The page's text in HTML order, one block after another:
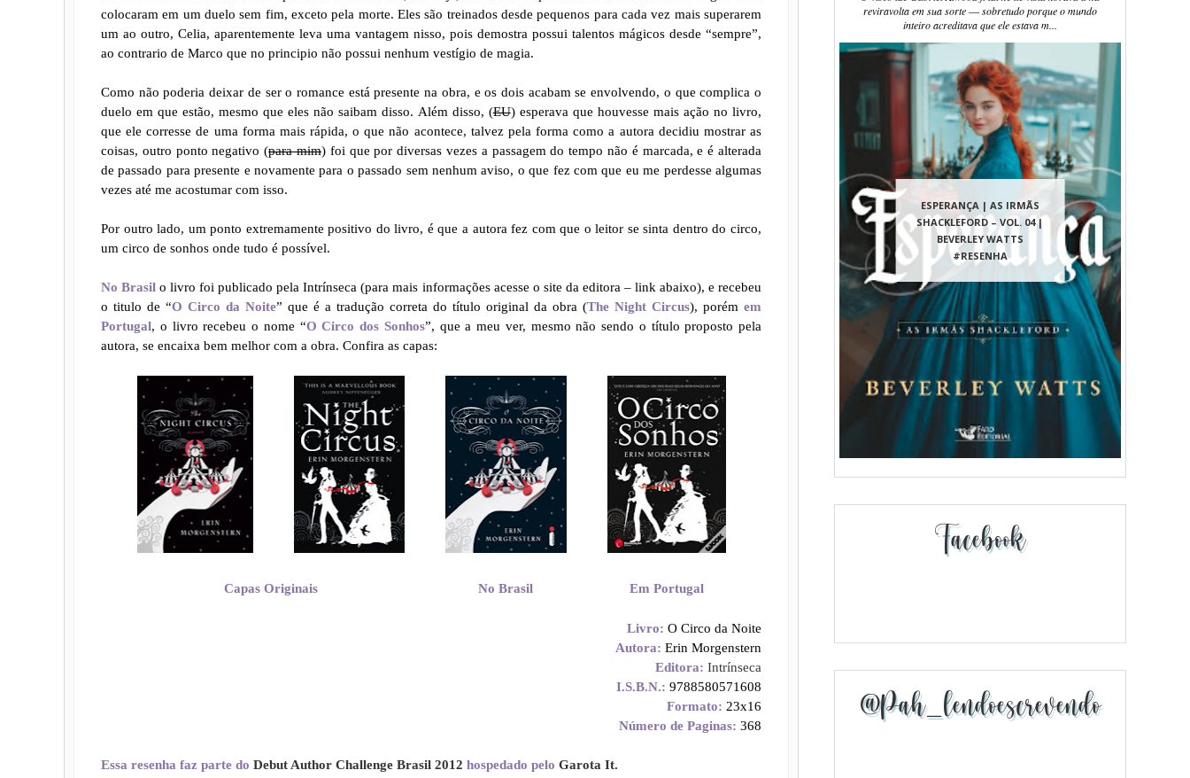
colocaram em um duelo sem fim, exceto pela morte. Eles são treinados desde pequenos para cada vez mais superarem
um ao outro, Celia, aparentemente leva uma vantagem nisso, pois demostra possui talentos mágicos desde “sempre”,
ao contrario de Marco que no principio não possui nenhum vestígio de magia.
Como não poderia deixar de ser o romance está presente na obra, e os dois acabam se envolvendo, o que complica o
duelo em que estão, mesmo que eles não saibam disso. Além disso, (EU) esperava que houvesse mais ação no livro,
que ele corresse de uma forma mais rápida, o que não acontece, talvez pela forma como a autora decidiu mostrar as
coisas, outro ponto negativo (para mim) foi que por diversas vezes a passagem do tempo não é marcada, e é alterada
de passado para presente e novamente para o passado sem nenhum aviso, o que fez com que eu me perdesse algumas
vezes até me acostumar com isso.
Por outro lado, um ponto extremamente positivo do livro, é que a autora fez com que o leitor se sinta dentro do circo,
um circo de sonhos onde tudo é possível.
No Brasil o livro foi publicado pela Intrínseca (para mais informações acesse o site da editora – link abaixo), e recebeu
o titulo de “O Circo da Noite” que é a tradução correta do título original da obra (The Night Circus), porém em
Portugal, o livro recebeu o nome “O Circo dos Sonhos”, que a meu ver, mesmo não sendo o título proposto pela
autora, se encaixa bem melhor com a obra. Confira as capas:
Capas Originais No Brasil Em Portugal
Livro: O Circo da Noite
Autora: Erin Morgenstern
Editora: Intrínseca
I.S.B.N.: 9788580571608
Formato: 23x16
Número de Paginas: 368
Essa resenha faz parte do Debut Author Challenge Brasil 2012 hospedado pelo Garota It.
ESPERANÇA | AS IRMÃS
SHACKLEFORD – VOL. 04 |
BEVERLEY WATTS
#RESENHA
reviravolta em sua sorte ― sobretudo porque o mundo
inteiro acreditava que ele estava m...
Facebook
@pah_lendoescrevendo